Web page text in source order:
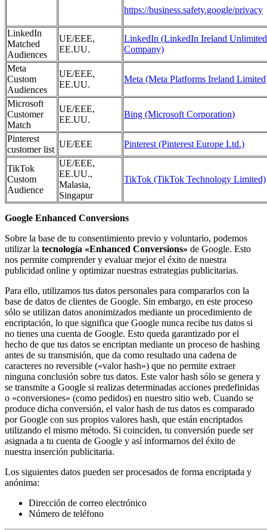
https://business.safety.google/privacy
LinkedIn
Matched
Audiences
UE/EEE,
EE.UU.
LinkedIn (LinkedIn Ireland Unlimited
Company)
Meta
Custom
Audiences
UE/EEE,
EE.UU.
Meta (Meta Platforms Ireland
Microsoft
Customer
Match
UE/EEE,
EE.UU.
Bing (Microsoft Corporation)
Pinterest
customer list
UE/EEE Pinterest (Pinterest Europe Ltd.)
TikTok
Custom
Audience
UE/EEE,
EE.UU.,
Malasia,
Singapur
TikTok (TikTok Technology Limited)
Google Enhanced Conversions
Sobre la base de tu consentimiento previo y voluntario, podemos
utilizar la tecnología «Enhanced Conversions» de Google. Esto
nos permite comprender y evaluar mejor el éxito de nuestra
publicidad online y optimizar nuestras estrategias publicitarias.
Para ello, utilizamos tus datos personales para compararlos con la
base de datos de clientes de Google. Sin embargo, en este proceso
sólo se utilizan datos anonimizados mediante un procedimiento de
encriptación, lo que significa que Google nunca recibe tus datos si
no tienes una cuenta de Google. Esto queda garantizado por el
hecho de que tus datos se encriptan mediante un proceso de hashing
antes de su transmisión, que da como resultado una cadena de
caracteres no reversible («valor hash») que no permite extraer
ninguna conclusión sobre tus datos. Este valor hash sólo se genera y
se transmite a Google si realizas determinadas acciones predefinidas
o «conversiones» (como pedidos) en nuestro sitio web. Cuando se
produce dicha conversión, el valor hash de tus datos es comparado
por Google con sus propios valores hash, que están encriptados
utilizando el mismo método. Si coinciden, tu conversión puede ser
asignada a tu cuenta de Google y así informarnos del éxito de
nuestra inserción publicitaria.
Los siguientes datos pueden ser procesados de forma encriptada y
anónima:
Dirección de correo electrónico
Número de teléfono